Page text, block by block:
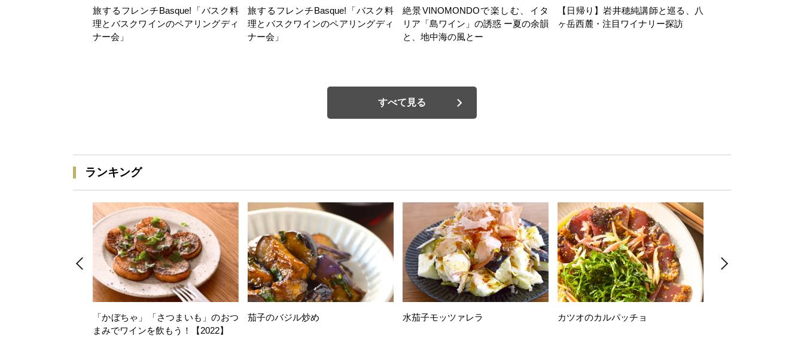
旅するフレンチBasque!「バスク料
理とバスクワインのペアリングディ
ナー会」
旅するフレンチBasque!「バスク料
理とバスクワインのペアリングディ
ナー会」
絶景VINOMONDOで楽しむ、イタ
リア「島ワイン」の誘惑 ー夏の余韻
と、地中海の風とー
【日帰り】岩井穂純講師と巡る、八
ヶ岳西麓・注目ワイナリー探訪
すべて見る
ランキング
「かぼちゃ」「さつまいも」のおつ
まみでワインを飲もう！【2022】
茄子のバジル炒め 水茄子モッツァレラ カツオのカルパッチョ